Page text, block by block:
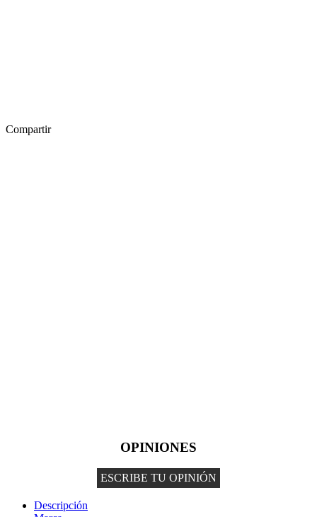
Compartir
OPINIONES
ESCRIBE TU OPINIÓN
Descripción